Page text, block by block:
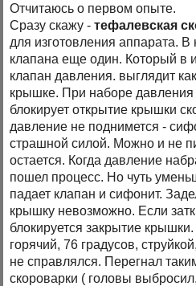
Отчитаюсь о первом опыте.
Сразу скажу -тефалевская
для изготовления аппарата. В
клапана еще один. Который в
клапан давления. выглядит
крышке. При наборе давления
блокирует открытие крышки
давление не поднимется -
страшной силой. Можно и не
остается. Когда давление
пошел процесс. Но чуть
падает клапан и сифонит.
крышку невозможно. Если
блокируется закрытие
горячий, 76 градусов,
не справлялся. Перегнал
скороварки ( головы